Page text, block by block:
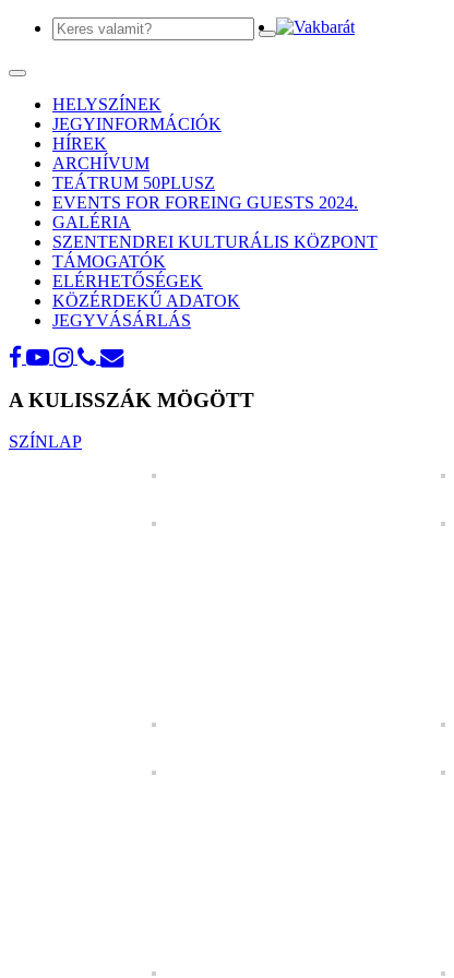
Toggle
navigationHELYSZÍNEK
JEGYINFORMÁCIÓK
HÍREK
ARCHÍVUM
TEÁTRUM 50PLUSZ
EVENTS FOR FOREING GUESTS 2024.
GALÉRIA
SZENTENDREI KULTURÁLIS KÖZPONT
TÁMOGATÓK
ELÉRHETŐSÉGEK
KÖZÉRDEKŰ ADATOK
JEGYVÁSÁRLÁS
A KULISSZÁK MÖGÖTT
SZÍNLAP